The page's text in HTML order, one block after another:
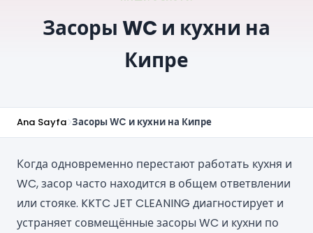
Засоры WC и кухни на
Кипре
Ana Sayfa Засоры WC и кухни на Кипре
Когда одновременно перестают работать кухня и
WC, засор часто находится в общем ответвлении
или стояке. KKTC JET CLEANING диагностирует и
устраняет совмещённые засоры WC и кухни по